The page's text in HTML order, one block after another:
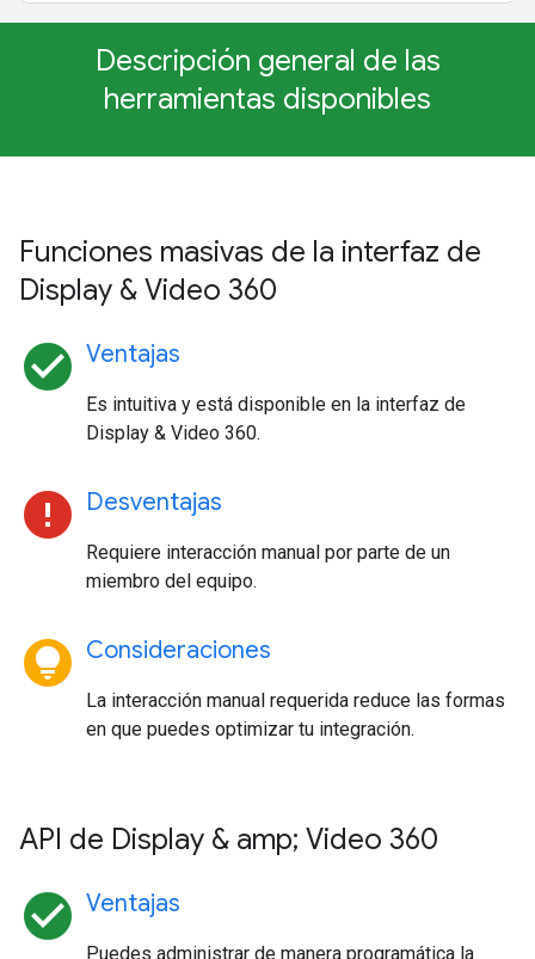
Descripción general de las
herramientas disponibles
Funciones masivas de la interfaz de
Display & Video 360
check_circle Ventajas
Es intuitiva y está disponible en la interfaz de
Display & Video 360.
error Desventajas
Requiere interacción manual por parte de un
miembro del equipo.
lightbulb_circle Consideraciones
La interacción manual requerida reduce las formas
en que puedes optimizar tu integración.
API de Display & amp; Video 360
check_circle Ventajas
Puedes administrar de manera programática la